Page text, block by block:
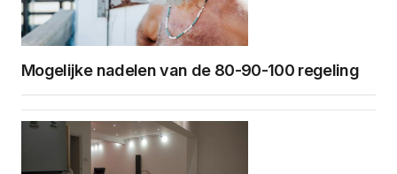
Mogelijke nadelen van de 80-90-100 regeling